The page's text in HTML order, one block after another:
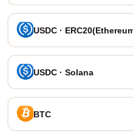
USDC ·
USDC · Solana
BTC